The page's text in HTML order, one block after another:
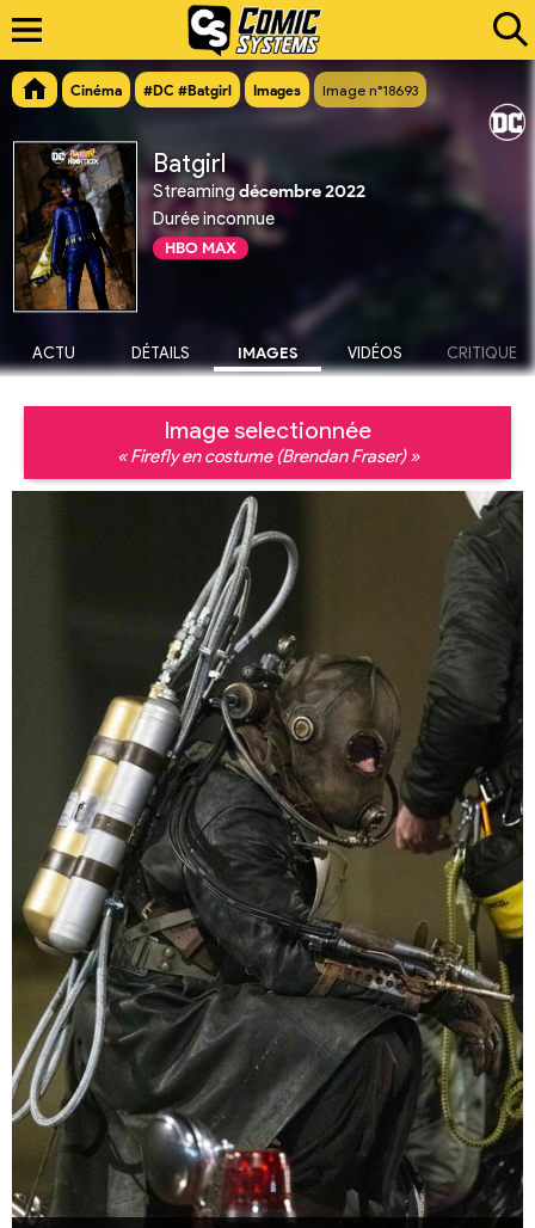
Cinéma #DC #Batgirl Images Image n°18693
Batgirl
Streaming décembre 2022
Durée inconnue
HBO MAX
ACTU DÉTAILS IMAGES VIDÉOS CRITIQUE
Image selectionnée
« Firefly en costume (Brendan Fraser) »